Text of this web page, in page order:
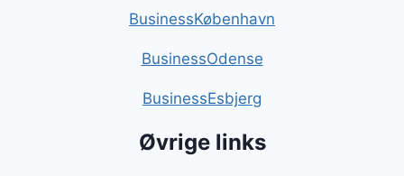
BusinessKøbenhavn
BusinessOdense
BusinessEsbjerg
Øvrige links